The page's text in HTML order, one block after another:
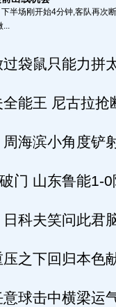
半场刚开始4分钟,客队再次
...
袋鼠只能力拼
能王 尼古拉抢
海滨小角度铲
门 山东鲁能1-0
科夫笑问此君
之下回归本色
球击中横梁运